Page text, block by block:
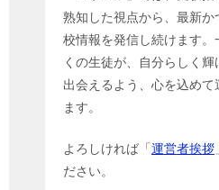
熟知した視点から、最新か
校情報を発信し続けます。
くの生徒が、自分らしく輝
出会えるよう、心を込めて
ます。
よろしければ「運営者挨拶
ださい。